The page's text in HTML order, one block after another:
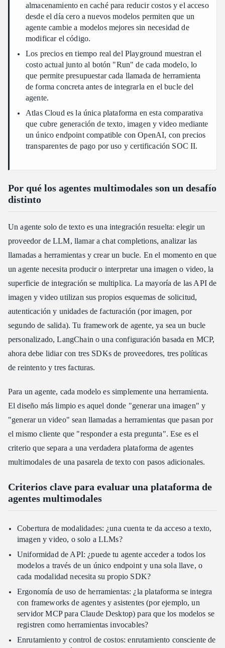
almacenamiento en caché para reducir costos y el acceso
desde el día cero a nuevos modelos permiten que un
agente cambie a modelos mejores sin necesidad de
modificar el código.
Los precios en tiempo real del Playground muestran el
costo actual junto al botón "Run" de cada modelo, lo
que permite presupuestar cada llamada de herramienta
de forma concreta antes de integrarla en el bucle del
agente.
Atlas Cloud es la única plataforma en esta comparativa
que cubre generación de texto, imagen y video mediante
un único endpoint compatible con OpenAI, con precios
transparentes de pago por uso y certificación SOC II.
Por qué los agentes multimodales son un desafío
distinto
Un agente solo de texto es una integración resuelta: elegir un
proveedor de LLM, llamar a chat completions, analizar las
llamadas a herramientas y crear un bucle. En el momento en que
un agente necesita producir o interpretar una imagen o video, la
superficie de integración se multiplica. La mayoría de las API de
imagen y video utilizan sus propios esquemas de solicitud,
autenticación y unidades de facturación (por imagen, por
segundo de salida). Tu framework de agente, ya sea un bucle
personalizado, LangChain o una configuración basada en MCP,
ahora debe lidiar con tres SDKs de proveedores, tres políticas
de reintento y tres facturas.
Para un agente, cada modelo es simplemente una herramienta.
El diseño más limpio es aquel donde "generar una imagen" y
"generar un video" sean llamadas a herramientas que pasan por
el mismo cliente que "responder a esta pregunta". Ese es el
criterio que separa a una verdadera plataforma de agentes
multimodales de una pasarela de texto con pasos adicionales.
Criterios clave para evaluar una plataforma de
agentes multimodales
Cobertura de modalidades: ¿una cuenta te da acceso a texto,
imagen y video, o solo a LLMs?
Uniformidad de API: ¿puede tu agente acceder a todos los
modelos a través de un único endpoint y una sola llave, o
cada modalidad necesita su propio SDK?
Ergonomía de uso de herramientas: ¿la plataforma se integra
con frameworks de agentes y asistentes (por ejemplo, un
servidor MCP para Claude Desktop) para que los modelos se
registren como herramientas invocables?
Enrutamiento y control de costos: enrutamiento consciente de